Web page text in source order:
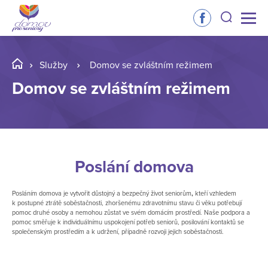
Služby Domov se zvláštním režimem
Domov se zvláštním režimem
Poslání domova
Posláním domova je vytvořit důstojný a bezpečný život seniorům, kteří vzhledem
k postupné ztrátě soběstačnosti, zhoršenému zdravotnímu stavu či věku potřebují
pomoc druhé osoby a nemohou zůstat ve svém domácím prostředí. Naše podpora a
pomoc směřuje k individuálnímu uspokojení potřeb seniorů, posilování kontaktů se
společenským prostředím a k udržení, případně rozvoji jejich soběstačnosti.